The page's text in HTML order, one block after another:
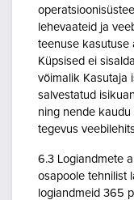
lehevaateid ja
teenuse kasutuse
Küpsised ei
võimalik Kasutaja
salvestatud
ning nende
tegevus
6.3 Logiandmete
osapoole tehnilist
logiandmeid 365